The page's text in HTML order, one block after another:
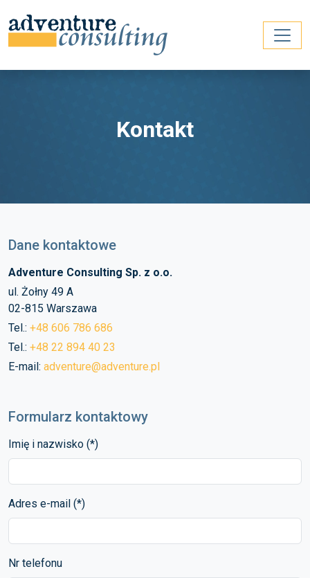
Kontakt
Dane kontaktowe
Adventure Consulting Sp. z o.o.
ul. Żołny 49 A
02-815 Warszawa
Tel.: +48 606 786 686
Tel.: +48 22 894 40 23
E-mail: adventure@adventure.pl
Formularz kontaktowy
Imię i nazwisko (*)
Adres e-mail (*)
Nr telefonu